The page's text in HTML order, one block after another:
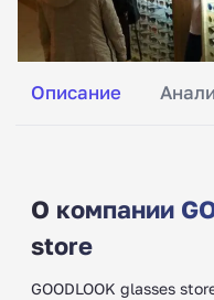
Описание
О компании
store
GOODLOOK glasses